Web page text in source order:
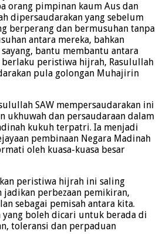
orang pimpinan kaum Aus dan
dipersaudarakan yang sebelum
berperang dan bermusuhan tanpa
antara mereka, bahkan
bantu membantu antara
berlaku peristiwa hijrah, Rasulullah
pula golongan Muhajirin
SAW mempersaudarakan ini
ukhuwah dan persaudaraan dalam
kukuh terpatri. Ia menjadi
pembinaan Negara Madinah
oleh kuasa-kuasa besar
peristiwa hijrah ini saling
jadikan perbezaan pemikiran,
sebagai pemisah antara kita.
yang boleh dicari untuk berada di
toleransi dan perpaduan